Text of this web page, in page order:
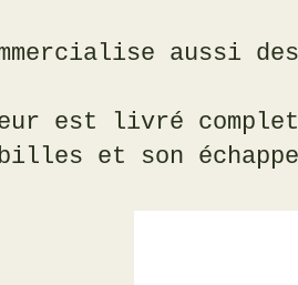
aussi
est livré
billes et son